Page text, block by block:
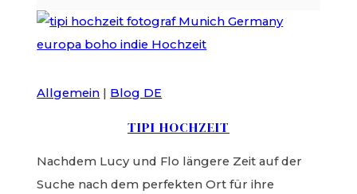
Allgemein | Blog DE
TIPI HOCHZEIT
Nachdem Lucy und Flo längere Zeit auf der
Suche nach dem perfekten Ort für ihre